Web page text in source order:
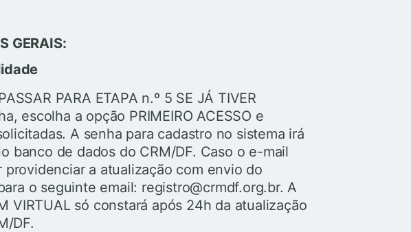
GERAIS:
PARA ETAPA n.º 5 SE JÁ TIVER
escolha a opção PRIMEIRO ACESSO e
A senha para cadastro no sistema irá
banco de dados do CRM/DF. Caso o e-mail
a atualização com envio do
o seguinte email: registro@crmdf.org.br. A
VIRTUAL só constará após 24h da atualização
DF.